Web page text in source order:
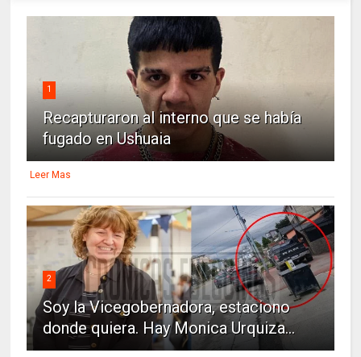
1
Recapturaron al interno que se había
fugado en Ushuaia
Leer Mas
2
Soy la Vicegobernadora, estaciono
donde quiera. Hay Monica Urquiza...